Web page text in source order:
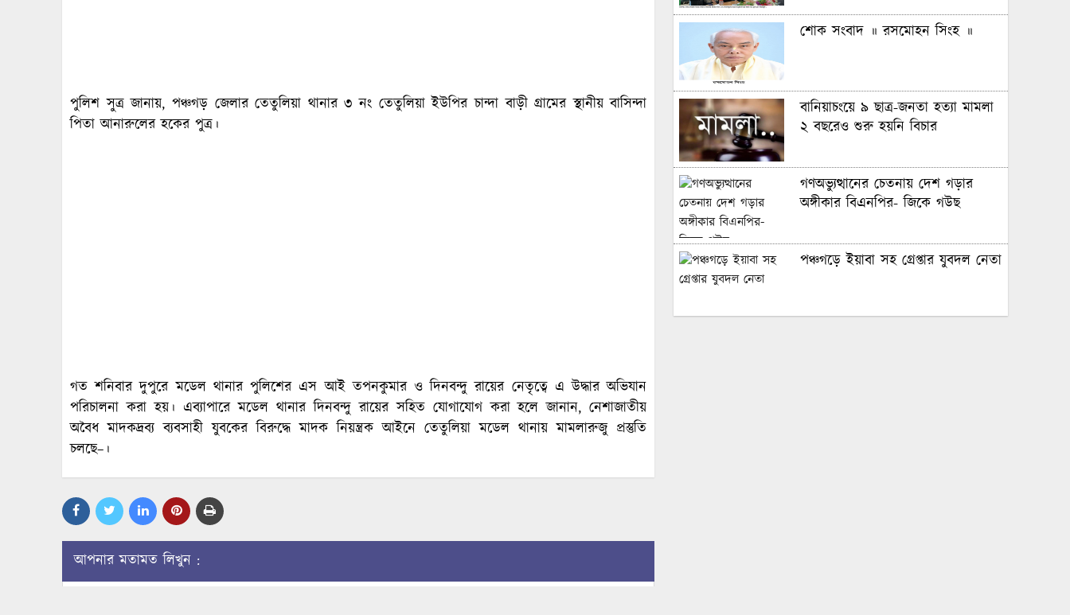
পুলিশ সুত্র জানায়, পঞ্চগড় জেলার তেতুলিয়া থানার ৩ নং তেতুলিয়া ইউপির চান্দা বাড়ী গ্রামের স্থানীয় বাসিন্দা
পিতা আনারুলের হকের পুত্র।
গত শনিবার দুপুরে মডেল থানার পুলিশের এস আই তপনকুমার ও দিনবন্দু রায়ের নেতৃত্বে এ উদ্ধার অভিযান
পরিচালনা করা হয়। এব্যাপারে মডেল থানার দিনবন্দু রায়ের সহিত যোগাযোগ করা হলে জানান, নেশাজাতীয়
অবৈধ মাদকদ্রব্য ব্যবসাহী যুবকের বিরুদ্ধে মাদক নিয়ন্ত্রক আইনে তেতুলিয়া মডেল থানায় মামলারুজু প্রস্তুতি
চলছে–।
আপনার মতামত লিখুন :
শোক সংবাদ ॥ রসমোহন সিংহ ॥
বানিয়াচংয়ে ৯ ছাত্র-জনতা হত্যা মামলা
২ বছরেও শুরু হয়নি বিচার
গণঅভ্যুত্থানের চেতনায় দেশ গড়ার
অঙ্গীকার বিএনপির- জিকে গউছ
পঞ্চগড়ে ইয়াবা সহ গ্রেপ্তার যুবদল নেতা